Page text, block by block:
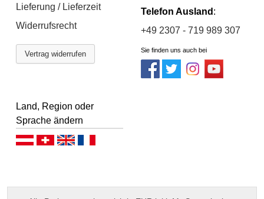
Lieferung / Lieferzeit
Widerrufsrecht
Vertrag widerrufen
Telefon Ausland :
+49 2307 - 719 989 307
Sie finden uns auch bei
Land, Region oder
Sprache ändern
Deutsch (AT)Deutsch (CH)